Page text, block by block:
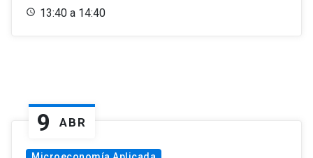
13:40 a 14:40
9 ABR